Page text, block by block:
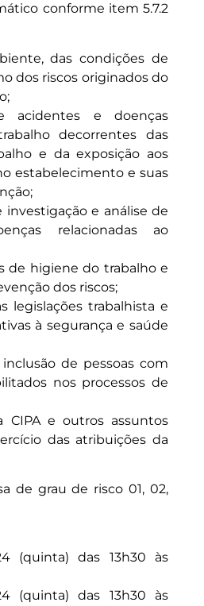
conforme item 5.7.2
das condições de
dos riscos originados do
acidentes e doenças
decorrentes das
e da exposição aos
estabelecimento e suas
e análise de
relacionadas ao
de higiene do trabalho e
dos riscos;
legislações trabalhista e
à segurança e saúde
de pessoas com
nos processos de
CIPA e outros assuntos
das atribuições da
de grau de risco 01, 02,
(quinta) das 13h30 às
(quinta) das 13h30 às